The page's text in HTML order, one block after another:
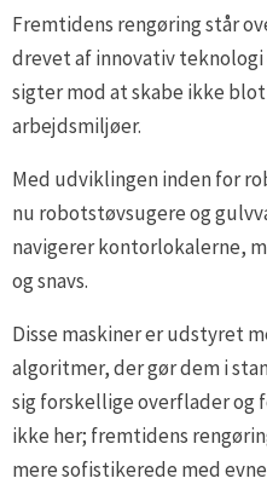
Fremtidens rengøring står
drevet af innovativ
sigter mod at skabe ikke
arbejdsmiljøer.
Med udviklingen inden for
nu robotstøvsugere og
navigerer kontorlokalerne,
og snavs.
Disse maskiner er udstyret
algoritmer, der gør dem i
sig forskellige overflader og
ikke her; fremtidens
mere sofistikerede med